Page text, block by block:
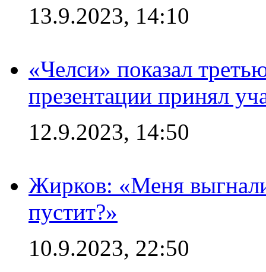
13.9.2023, 14:10
«Челси» показал
презентации принял
12.9.2023, 14:50
Жирков: «Меня
пустит?»
10.9.2023, 22:50